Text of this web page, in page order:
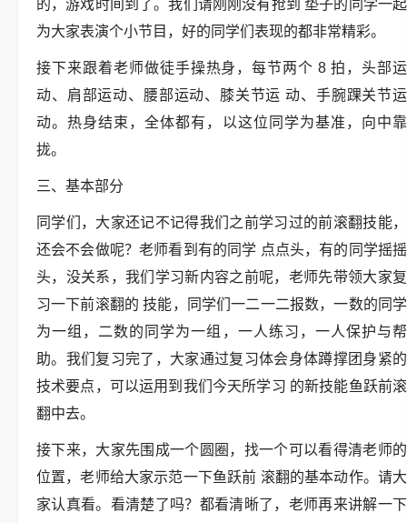
的，游戏时间到了。我们请刚刚没有抢到 垫子的同学一起
为大家表演个小节目，好的同学们表现的都非常精彩。
接下来跟着老师做徒手操热身，每节两个 8 拍，头部运
动、肩部运动、腰部运动、膝关节运 动、手腕踝关节运
动。热身结束，全体都有，以这位同学为基准，向中靠
拢。
三、基本部分
同学们，大家还记不记得我们之前学习过的前滚翻技能，
还会不会做呢？老师看到有的同学 点点头，有的同学摇摇
头，没关系，我们学习新内容之前呢，老师先带领大家复
习一下前滚翻的 技能，同学们一二一二报数，一数的同学
为一组，二数的同学为一组，一人练习，一人保护与帮
助。我们复习完了，大家通过复习体会身体蹲撑团身紧的
技术要点，可以运用到我们今天所学习 的新技能鱼跃前滚
翻中去。
接下来，大家先围成一个圆圈，找一个可以看得清老师的
位置，老师给大家示范一下鱼跃前 滚翻的基本动作。请大
家认真看。看清楚了吗？都看清晰了，老师再来讲解一下